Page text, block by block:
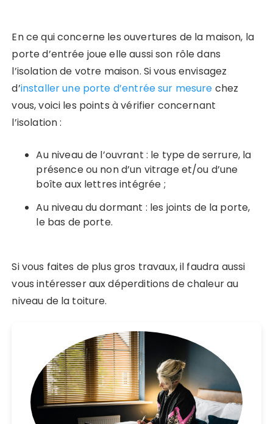
En ce qui concerne les ouvertures de la maison, la
porte d’entrée joue elle aussi son rôle dans
l’isolation de votre maison. Si vous envisagez
d’installer une porte d’entrée sur mesure chez
vous, voici les points à vérifier concernant
l’isolation :
Au niveau de l’ouvrant : le type de serrure, la
présence ou non d’un vitrage et/ou d’une
boîte aux lettres intégrée ;
Au niveau du dormant : les joints de la porte,
le bas de porte.
Si vous faites de plus gros travaux, il faudra aussi
vous intéresser aux déperditions de chaleur au
niveau de la toiture.